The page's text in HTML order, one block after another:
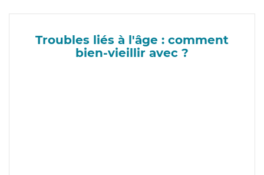
Troubles liés à l'âge : comment
bien-vieillir avec ?